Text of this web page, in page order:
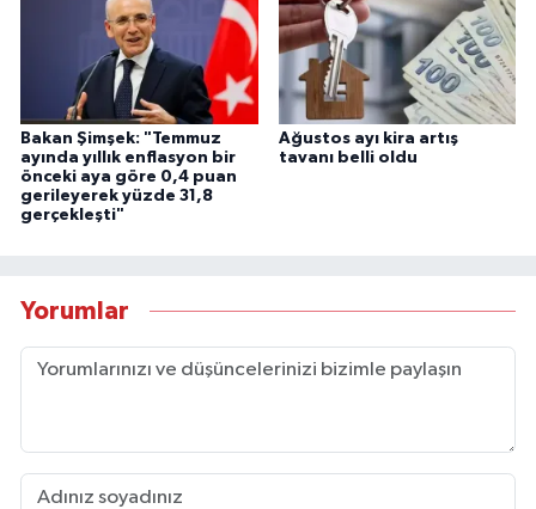
Bakan Şimşek: "Temmuz
ayında yıllık enflasyon bir
önceki aya göre 0,4 puan
gerileyerek yüzde 31,8
gerçekleşti"
Ağustos ayı kira artış
tavanı belli oldu
Yorumlar